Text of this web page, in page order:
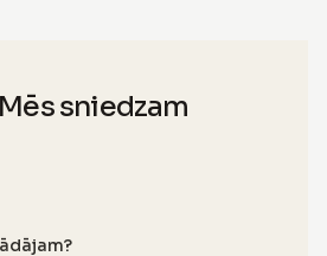
Mēs sniedzam